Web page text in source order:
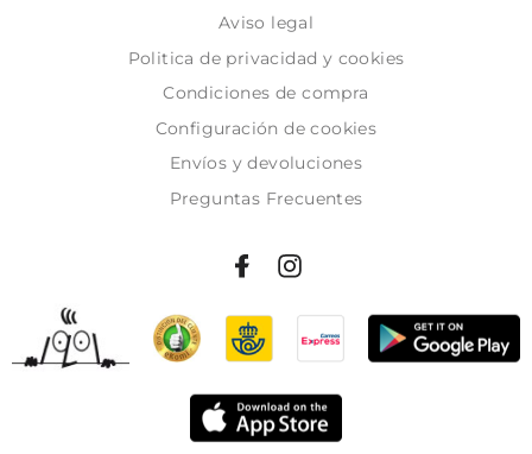
Aviso legal
Politica de privacidad y cookies
Condiciones de compra
Configuración de cookies
Envíos y devoluciones
Preguntas Frecuentes